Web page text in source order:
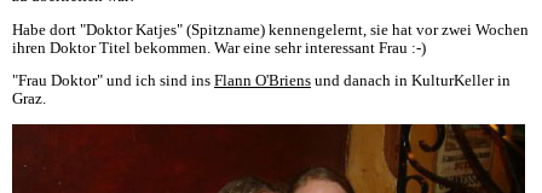
Habe dort "Doktor Katjes" (Spitzname) kennengelernt, sie hat vor zwei Wochen
ihren Doktor Titel bekommen. War eine sehr interessant Frau :-)
"Frau Doktor" und ich sind ins Flann O'Briens und danach in KulturKeller in
Graz.